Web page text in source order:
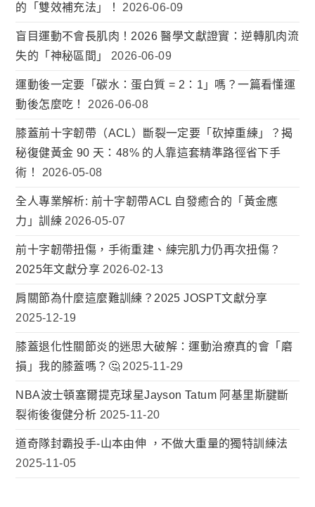
的「雙效補充法」！
2026-06-09
盲目運動不會長肌肉！2026 醫學文獻證實：逆轉肌肉流
失的「神秘區間」
2026-06-09
運動後一定要「碳水：蛋白質 = 2：1」嗎？一篇看懂運
動後怎麼吃！
2026-06-08
膝蓋前十字韌帶（ACL）斷裂一定要「砍掉重練」？揭
秘復健黃金 90 天：48% 的人靠這套精準路徑省下手
術！
2026-05-08
全人專業解析: 前十字韌帶ACL 自發癒合的「黃金應
力」訓練 2026-05-07
前十字韌帶扭傷，手術重建、練完肌力仍再次扭傷？
2025年文獻分享 2026-02-13
肩關節為什麼這麼難訓練？2025 JOSPT文獻分享
2025-12-19
膝蓋退化性關節炎的迷思大破解：運動治療真的會「磨
損」我的膝蓋嗎？🤔 2025-11-29
NBA波士頓塞爾提克球星Jayson Tatum 阿基里斯腱斷
裂術後復健分析 2025-11-20
道奇隊封霸投手-山本由伸 ，不做大重量的獨特訓練法
2025-11-05